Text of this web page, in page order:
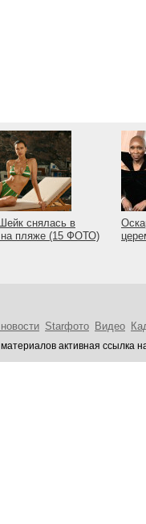
снялась в
на пляже (15 ФОТО)
Starфото Видео
активная ссылка